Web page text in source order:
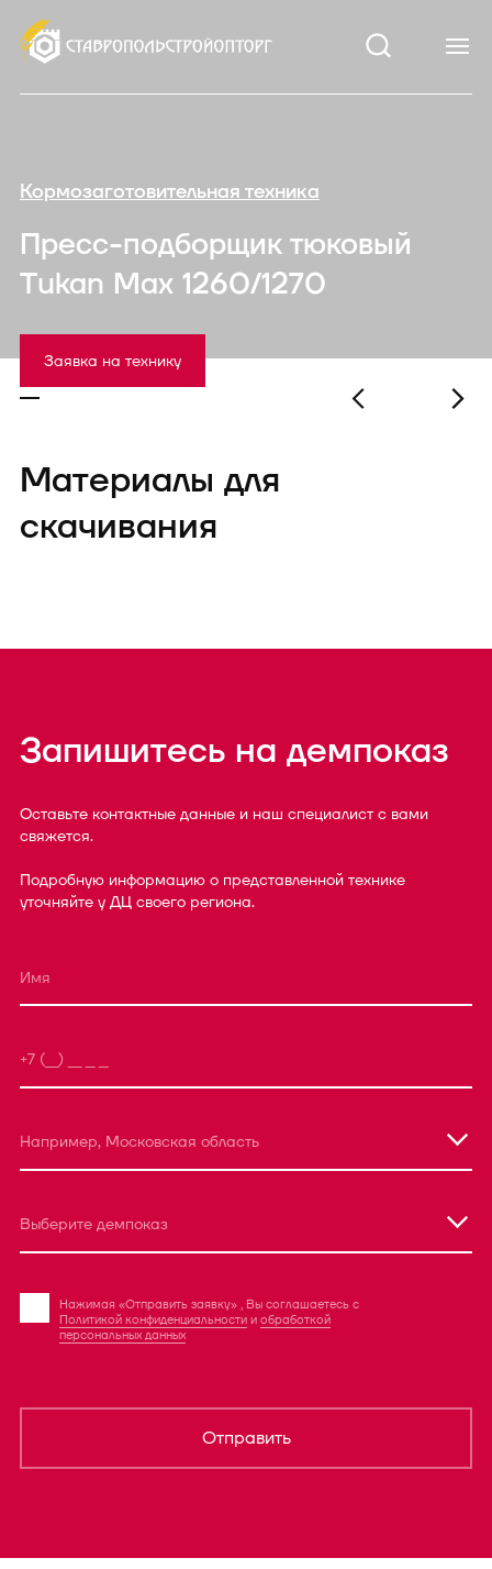
Кормозаготовительная техника
Пресс-подборщик тюковый
Tukan Max 1260/1270
Заявка на технику
Материалы для
скачивания
Запишитесь на демпоказ
Оставьте контактные данные и наш специалист с вами
свяжется.
Подробную информацию о представленной технике
уточняйте у ДЦ своего региона.
Например, Московская область
Выберите демпоказ
Нажимая «Отправить заявку» , Вы соглашаетесь с
Политикой конфиденциальности и обработкой
персональных данных
Отправить